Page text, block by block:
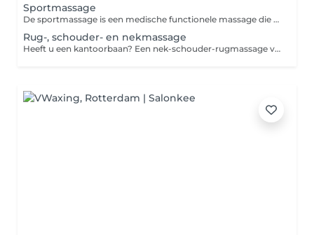
Sportmassage
De sportmassage is een medische functionele massage die u als sporter helpt om in goede lichamelijke conditie te blijven. Er zijn verschillende therapieën voor verschillende sportstadiums. De pre-competitionmassage vermindert stress en bestrijdt mogelijke klachten. De after-competitionmassage helpt juist bij het tegengaan van fysieke vermoeidheid, behandelen van spierpijn, stimuleren van herstel en genezen van blessures. - Wanneer kiest u voor een sportmassage: als uw spieren overbelast zijn door bijvoorbeeld sporten of lichamelijk werk. Of als u een atleet bent die (bijna) dagelijks traint. - Power: harde druk. - Gemasseerde zones: rug, benen (achterkant en voorkant) en zo nodig armen en hoofd. Wij besteden vooral aandacht aan de plaatsen van het lichaam waar u het meeste last van heeft. - Effect: een sportmassage helpt bij het versoepelen van uw (stijve) spieren, versnellen van het genezingsproces, verbeteren van uw doorbloeding en stimuleren van de afvoer van afvalstoffen. De dag na de massage kunnen bepaalde plekken beurs aanvoelen. Geen zorgen: dit komt doordat een grote hoeveelheid spanning in één keer vrijkomt. Na een paar dagen verdwijnt dit gevoel vanzelf. - Waar is de massage niet voor bedoeld: een sportmassage mag nooit worden toegepast bij een spierscheur, ontsteking, wond of koorts.
Rug-, schouder- en nekmassage
Heeft u een kantoorbaan? Een nek-schouder-rugmassage verbetert de lichamelijke functies en vermindert vermoeidheid en stress. Bovendien werkt het uitstekend tegen hoofdpijn, rugpijn en een stijve nek. - Wanneer kiest u voor deze massage: als u klachten of spierpijn heeft aan de nek, schouders of rug. - Power: gemiddelde tot harde druk. - Gemasseerde zones: nek, schouders en rug. - Effect: afvalstoffen worden verwijderd en uw (spannings)klachten verlicht. Omdat uw bloedsomloop verbetert kunnen klachten sneller genezen. De dag na de massage kunnen bepaalde plekken beurs aanvoelen. Geen zorgen: dit komt doordat een grote hoeveelheid spanning in één keer vrijkomt. Na een paar dagen verdwijnt dit gevoel vanzelf.